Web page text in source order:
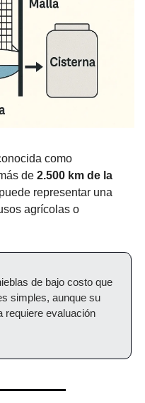
de 2.500 km de la
representar una
agrícolas o
de bajo costo que
simples, aunque su
requiere evaluación